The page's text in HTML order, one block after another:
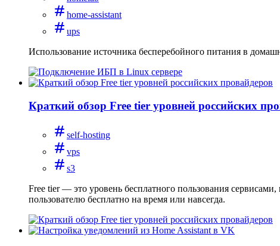
home-assistant
ups
Использование источника бесперебойного питания в
Краткий обзор Free tier уровней российских
self-hosting
vps
s3
Free tier — это уровень бесплатного пользования
пользователю бесплатно на время или навсегда.